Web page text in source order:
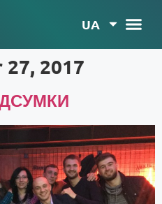
UA
27, 2017